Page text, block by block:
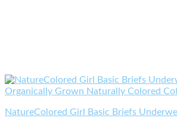
NatureColored Girl Basic Briefs